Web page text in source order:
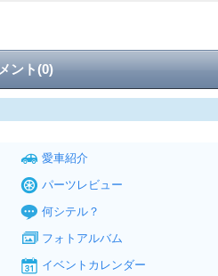
ント(0)
愛車紹介
パーツレビュー
何シテル？
フォトアルバム
イベントカレンダー